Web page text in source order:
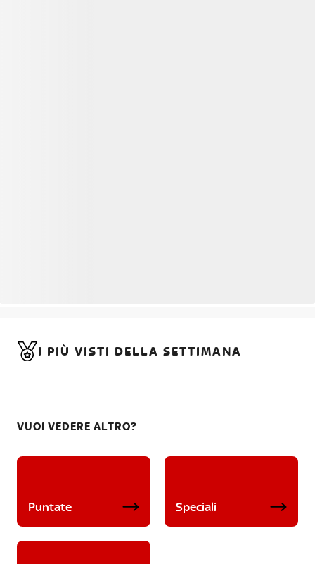
I PIÙ VISTI DELLA SETTIMANA
VUOI VEDERE ALTRO?
Puntate Speciali